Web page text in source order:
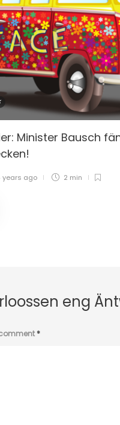
Minister Bausch
years ago 2 min
eng
*